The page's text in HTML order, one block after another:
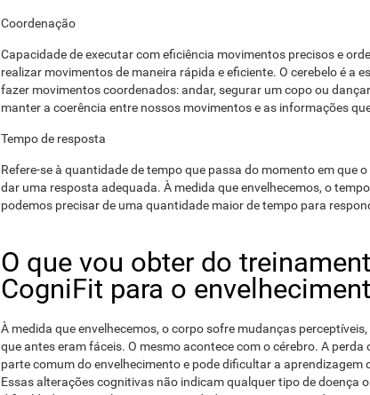
Coordenação
Capacidade de executar com eficiência movimentos precisos e
realizar movimentos de maneira rápida e eficiente. O cerebelo é a
fazer movimentos coordenados: andar, segurar um copo ou
manter a coerência entre nossos movimentos e as informações
Tempo de resposta
Refere-se à quantidade de tempo que passa do momento em que
dar uma resposta adequada. À medida que envelhecemos, o
podemos precisar de uma quantidade maior de tempo para
O que vou obter do
CogniFit para o
À medida que envelhecemos, o corpo sofre mudanças
que antes eram fáceis. O mesmo acontece com o cérebro. A
parte comum do envelhecimento e pode dificultar a aprendizagem
Essas alterações cognitivas não indicam qualquer tipo de doença